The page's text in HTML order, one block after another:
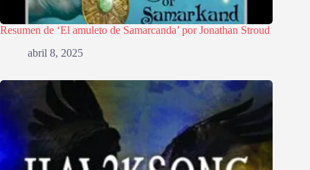
Resumen de ‘El amuleto de Samarcanda’ por Jonathan Stroud
abril 8, 2025